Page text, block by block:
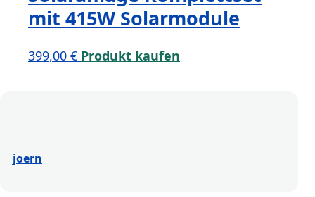
mit 415W Solarmodule
399,00 € Produkt kaufen
joern